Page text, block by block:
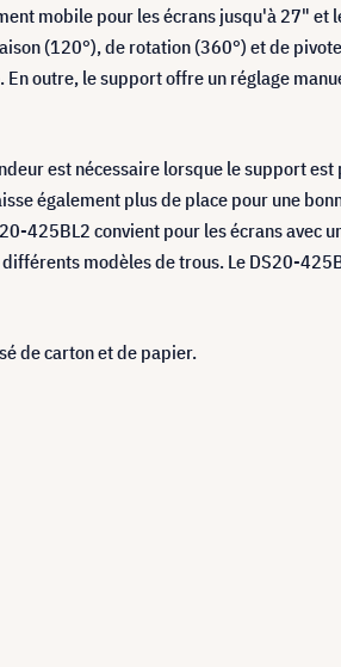
mobile pour les écrans jusqu'à 27"
(120°), de rotation (360°) et de
outre, le support offre un réglage
est nécessaire lorsque le support
également plus de place pour une
425BL2 convient pour les écrans
modèles de trous. Le DS20-
de carton et de papier.